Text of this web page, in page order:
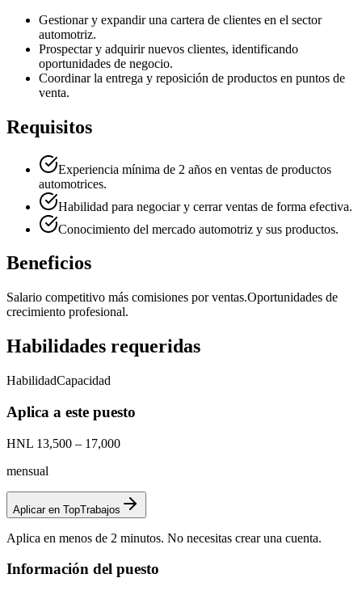
Gestionar y expandir una cartera de clientes en el sector
automotriz.
Prospectar y adquirir nuevos clientes, identificando
oportunidades de negocio.
Coordinar la entrega y reposición de productos en puntos de
venta.
Requisitos
Experiencia mínima de 2 años en ventas de productos
automotrices.
Habilidad para negociar y cerrar ventas de forma efectiva.
Conocimiento del mercado automotriz y sus productos.
Beneficios
Salario competitivo más comisiones por ventas.Oportunidades de
crecimiento profesional.
Habilidades requeridas
HabilidadCapacidad
Aplica a este puesto
HNL 13,500 – 17,000
mensual
Aplicar en TopTrabajos
Aplica en menos de 2 minutos. No necesitas crear una cuenta.
Información del puesto